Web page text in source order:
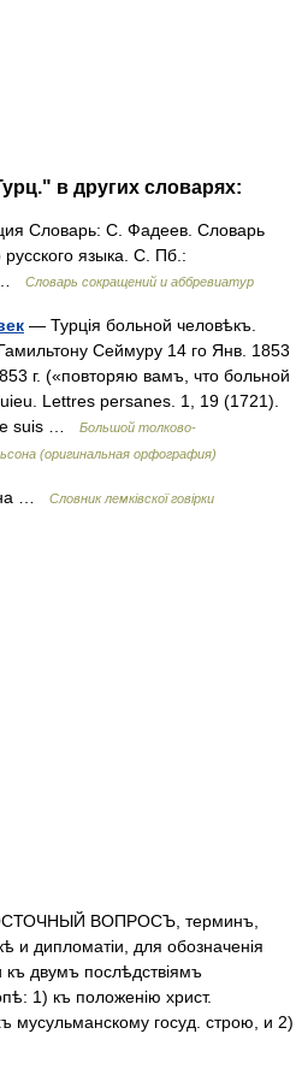
в других словарях:
Словарь: С. Фадеев. Словарь
языка. С. Пб.:
…
Словарь сокращений и аббревиатур
— Турція больной человѣкъ.
Сеймуру 14 го Янв. 1853
г. («повторяю вамъ, что больной
Lettres persanes. 1, 19 (1721).
suis …
Большой толково-
(оригинальная орфография)
… Словник лемківскої говірки
ВОПРОСЪ, терминъ,
и дипломатіи, для обозначенія
къ двумъ послѣдствіямъ
1) къ положенію христ.
мусульманскому госуд. строю, и 2)